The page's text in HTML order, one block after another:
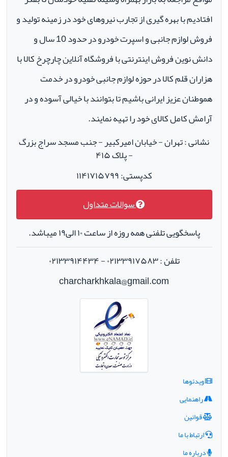
افتادیم با بهره گیری از تجارب نیروهای خود در زمینه تولید و
فروش لوازم جانبی و اسپرت خودرو در حدود 10 سال و
دانش نوین فروش اینترنتی با فروشگاه آنلاین چارچرخ کالا با
هزاران قلم کالا در حوزه لوازم جانبی خودرو در خدمت
هموطنان عزیز ایرانی باشیم تا بتوانند با خیالی آسوده و در
آرامش کامل کالای خود را تهیه نمایند.
نشانی : تهران - خیابان امیرکبیر - جنب مسجد سراج بزرگ
- پلاک ۴۱۵
کدپستی: ۱۱۴۱۷۱۵۷۹۹
سوالات متداول
پاسخگویی تلفنی همه روزه از ساعت ۱۰ الی۱۹ میباشد.
تلفن : ۰۲۱۳۳۹۱۷۵۸۳ - ۰۲۱۳۳۹۱۴۴۳۴
charcharkhkala@gmail.com
ویدئوها
راهنمایی
قوانین
ارتباط با ما
درباره ما